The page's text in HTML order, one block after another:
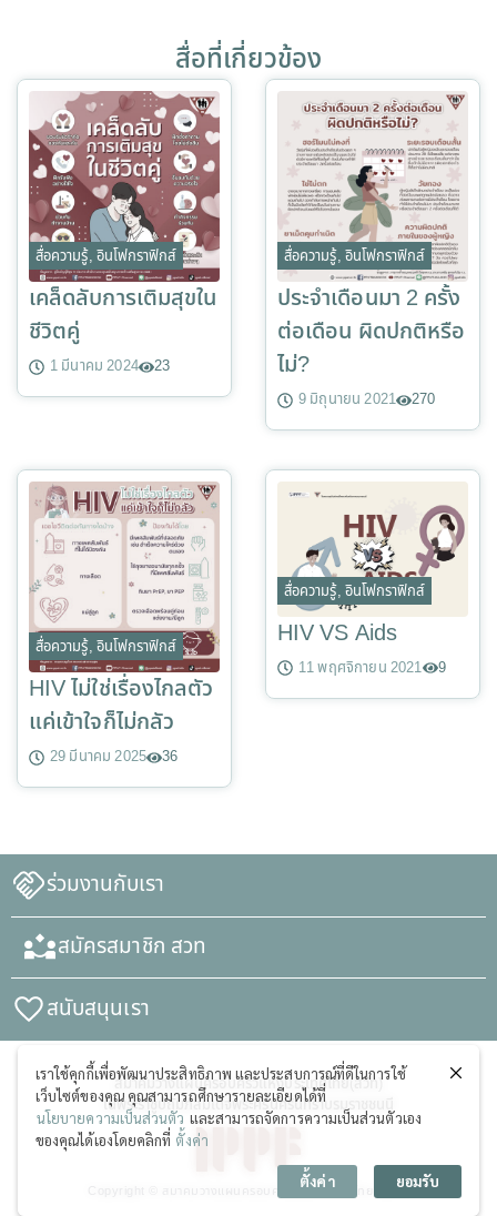
สื่อที่เกี่ยวข้อง
สื่อความรู้, อินโฟกราฟิกส์
เคล็ดลับการเติมสุขใน
ชีวิตคู่
1 มีนาคม 2024 23
สื่อความรู้, อินโฟกราฟิกส์
ประจำเดือนมา 2 ครั้ง
ต่อเดือน ผิดปกติหรือ
ไม่?
9 มิถุนายน 2021 270
สื่อความรู้, อินโฟกราฟิกส์
HIV ไม่ใช่เรื่องไกลตัว
แค่เข้าใจก็ไม่กลัว
29 มีนาคม 2025 36
สื่อความรู้, อินโฟกราฟิกส์
HIV VS Aids
11 พฤศจิกายน 2021 9
ร่วมงานกับเรา
สมัครสมาชิก สวท
สนับสนุนเรา
สมาคมวางแผนครอบครัวแห่งประเทศไทย(สวท)
ในพระราชูปถัมภ์สมเด็จพระศรีนครินทราบรมราชชนนี
Copyright © สมาคมวางแผนครอบครัวแห่งประเทศไทย (สวท)
เราใช้คุกกี้เพื่อพัฒนาประสิทธิภาพ และประสบการณ์ที่ดีในการใช้
เว็บไซต์ของคุณ คุณสามารถศึกษารายละเอียดได้ที่
นโยบายความเป็นส่วนตัว และสามารถจัดการความเป็นส่วนตัวเอง
ของคุณได้เองโดยคลิกที่ ตั้งค่า
ตั้งค่า ยอมรับ